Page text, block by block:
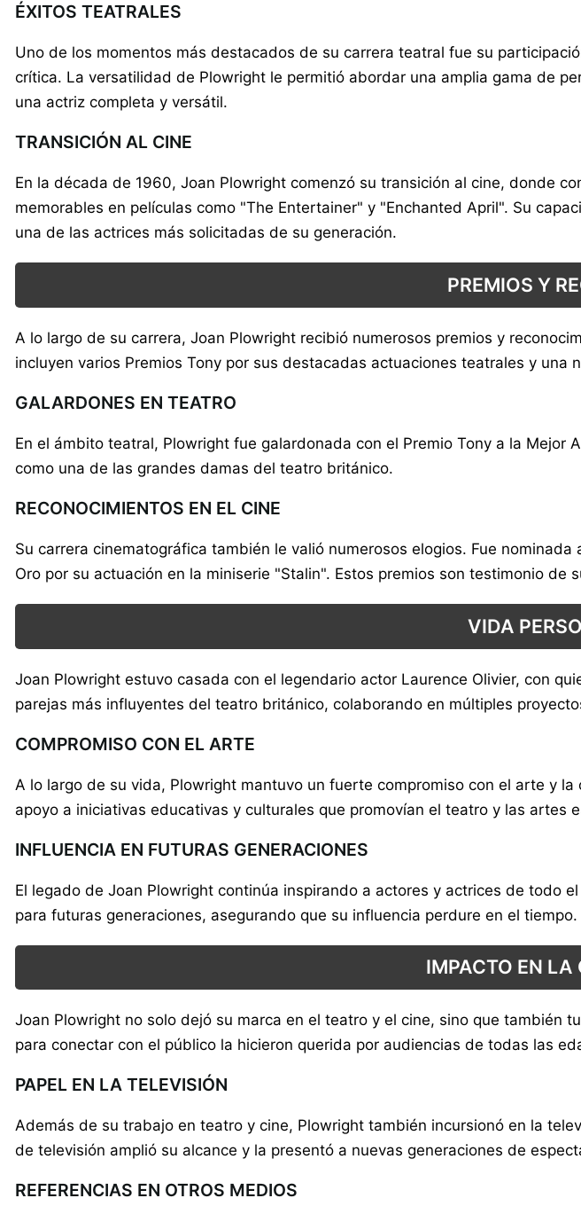
ÉXITOS TEATRALES
Uno de los momentos más destacados de su carrera teatral fue su
crítica. La versatilidad de Plowright le permitió abordar una amplia gama de
una actriz completa y versátil.
TRANSICIÓN AL CINE
En la década de 1960, Joan Plowright comenzó su transición al cine, donde
memorables en películas como "The Entertainer" y "Enchanted April". Su
una de las actrices más solicitadas de su generación.
PREMIOS Y
A lo largo de su carrera, Joan Plowright recibió numerosos premios y
incluyen varios Premios Tony por sus destacadas actuaciones teatrales y una
GALARDONES EN TEATRO
En el ámbito teatral, Plowright fue galardonada con el Premio Tony a la
como una de las grandes damas del teatro británico.
RECONOCIMIENTOS EN EL CINE
Su carrera cinematográfica también le valió numerosos elogios. Fue
Oro por su actuación en la miniserie "Stalin". Estos premios son testimonio
VIDA
Joan Plowright estuvo casada con el legendario actor Laurence Olivier, con
parejas más influyentes del teatro británico, colaborando en múltiples
COMPROMISO CON EL ARTE
A lo largo de su vida, Plowright mantuvo un fuerte compromiso con el arte y
apoyo a iniciativas educativas y culturales que promovían el teatro y las artes
INFLUENCIA EN FUTURAS GENERACIONES
El legado de Joan Plowright continúa inspirando a actores y actrices de todo
para futuras generaciones, asegurando que su influencia perdure en el tiempo.
IMPACTO EN LA
Joan Plowright no solo dejó su marca en el teatro y el cine, sino que también
para conectar con el público la hicieron querida por audiencias de todas las
PAPEL EN LA TELEVISIÓN
Además de su trabajo en teatro y cine, Plowright también incursionó en la
de televisión amplió su alcance y la presentó a nuevas generaciones de
REFERENCIAS EN OTROS MEDIOS